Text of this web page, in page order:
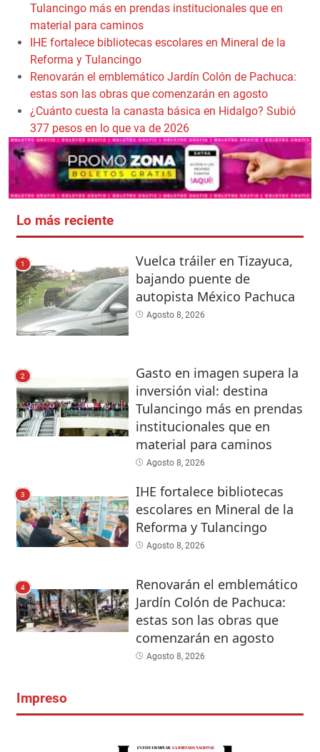
Tulancingo más en prendas institucionales que en
material para caminos
IHE fortalece bibliotecas escolares en Mineral de la
Reforma y Tulancingo
Renovarán el emblemático Jardín Colón de Pachuca:
estas son las obras que comenzarán en agosto
¿Cuánto cuesta la canasta básica en Hidalgo? Subió
377 pesos en lo que va de 2026
Lo más reciente
1
Vuelca tráiler en Tizayuca,
bajando puente de
autopista México Pachuca
Agosto 8, 2026
2
Gasto en imagen supera la
inversión vial: destina
Tulancingo más en prendas
institucionales que en
material para caminos
Agosto 8, 2026
3
IHE fortalece bibliotecas
escolares en Mineral de la
Reforma y Tulancingo
Agosto 8, 2026
4
Renovarán el emblemático
Jardín Colón de Pachuca:
estas son las obras que
comenzarán en agosto
Agosto 8, 2026
Impreso